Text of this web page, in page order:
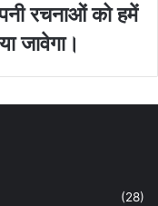
रचनाओं को हमें
जावेगा।
(28)